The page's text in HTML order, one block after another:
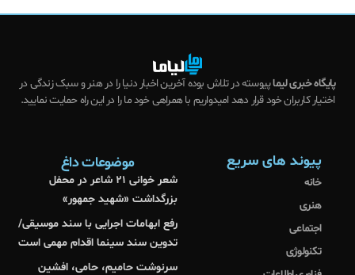
پایگاه خبری لیماپیوسته در تلاش بوده آخرین اخبار دنیا را در هنر و سبک زندگی در
اختیار کاربران خود قرار دهد امیدواریم با همراهی خود ما را در این راه حمایت نمایید.
پیوند های سریع
خانه
هنری
اجتماعی
تکنولوژی
موضوعات داغ
شعر خوانی ۲۱ شاعر در محفل
بزرگداشت «شهید جمهور»
رفع ابهامات اجرایی با سند موسیقی/
تدوین سند سینما اقدام مهمی است
سرنوشت حامیم، حامی، افشین